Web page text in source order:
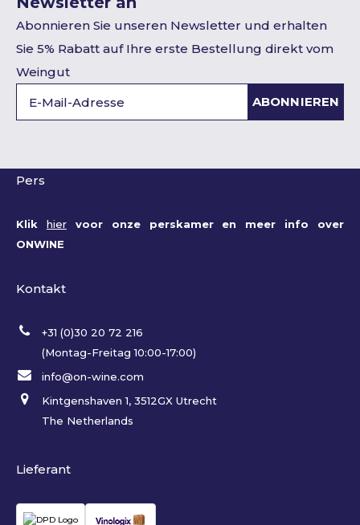
Abonnieren Sie unseren Newsletter und erhalten
Sie 5% Rabatt auf Ihre erste Bestellung direkt vom
Weingut
ABONNIEREN
Pers
Klik hiervoor onze perskamer en meer info over
ONWINE
Kontakt
+31 (0)30 20 72 216
(Montag-Freitag 10:00-17:00)
info@on-wine.com
Kintgenshaven 1, 3512GX Utrecht
The Netherlands
Lieferant